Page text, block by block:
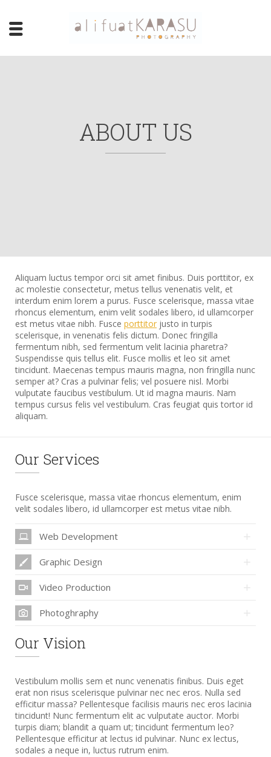
ABOUT US
Aliquam luctus tempor orci sit amet finibus. Duis porttitor, ex
ac molestie consectetur, metus tellus venenatis velit, et
interdum enim lorem a purus. Fusce scelerisque, massa vitae
rhoncus elementum, enim velit sodales libero, id ullamcorper
est metus vitae nibh. Fusce porttitor justo in turpis
scelerisque, in venenatis felis dictum. Donec fringilla
fermentum nibh, sed fermentum velit lacinia pharetra?
Suspendisse quis tellus elit. Fusce mollis et leo sit amet
tincidunt. Maecenas tempus mauris magna, non fringilla nunc
semper at? Cras a pulvinar felis; vel posuere nisl. Morbi
vulputate faucibus vestibulum. Ut id magna mauris. Nam
tempus cursus felis vel vestibulum. Cras feugiat quis tortor id
aliquam.
Our Services
Fusce scelerisque, massa vitae rhoncus elementum, enim
velit sodales libero, id ullamcorper est metus vitae nibh.
Web Development
Graphic Design
Video Production
Photoghraphy
Our Vision
Vestibulum mollis sem et nunc venenatis finibus. Duis eget
erat non risus scelerisque pulvinar nec nec eros. Nulla sed
efficitur massa? Pellentesque facilisis mauris nec eros lacinia
tincidunt! Nunc fermentum elit ac vulputate auctor. Morbi
turpis diam; blandit a quam ut; tincidunt fermentum leo?
Pellentesque efficitur at lectus id pulvinar. Nunc ex lectus,
sodales a neque in, luctus rutrum enim.